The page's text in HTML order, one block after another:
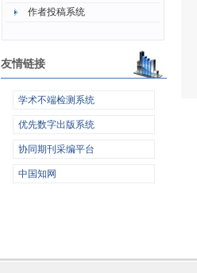
作者投稿系统
友情链接
学术不端检测系统
优先数字出版系统
协同期刊采编平台
中国知网